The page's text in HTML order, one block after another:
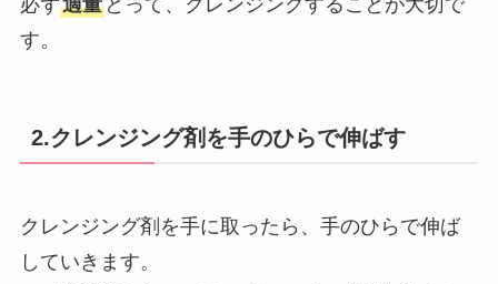
必ず適量とって、クレンジングすることが大切で
す。
2.クレンジング剤を手のひらで伸ばす
クレンジング剤を手に取ったら、手のひらで伸ば
していきます。